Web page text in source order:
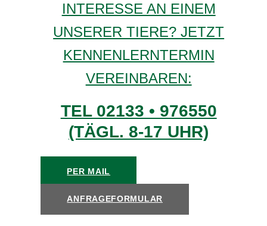
INTERESSE AN EINEM
UNSERER TIERE? JETZT
KENNENLERNTERMIN
VEREINBAREN:
TEL 02133 • 976550
(TÄGL. 8-17 UHR)
PER MAIL
ANFRAGEFORMULAR